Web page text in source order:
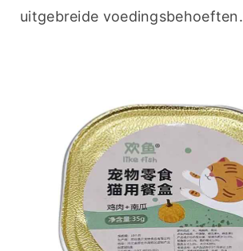
uitgebreide voedingsbehoeften.